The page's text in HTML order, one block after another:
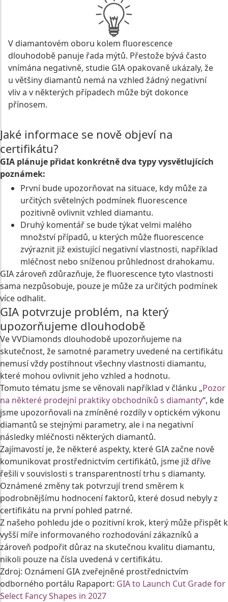
V diamantovém oboru kolem fluorescence
dlouhodobě panuje řada mýtů. Přestože bývá často
vnímána negativně, studie GIA opakovaně ukázaly, že
u většiny diamantů nemá na vzhled žádný negativní
vliv a v některých případech může být dokonce
přínosem.
Jaké informace se nově objeví na
certifikátu?
GIA plánuje přidat konkrétně dva typy vysvětlujících
poznámek:
První bude upozorňovat na situace, kdy může za
určitých světelných podmínek fluorescence
pozitivně ovlivnit vzhled diamantu.
Druhý komentář se bude týkat velmi malého
množství případů, u kterých může fluorescence
zvýraznit již existující negativní vlastnosti, například
mléčnost nebo sníženou průhlednost drahokamu.
GIA zároveň zdůrazňuje, že fluorescence tyto vlastnosti
sama nezpůsobuje, pouze je může za určitých podmínek
více odhalit.
GIA potvrzuje problém, na který
upozorňujeme dlouhodobě
Ve VVDiamonds dlouhodobě upozorňujeme na
skutečnost, že samotné parametry uvedené na certifikátu
nemusí vždy postihnout všechny vlastnosti diamantu,
které mohou ovlivnit jeho vzhled a hodnotu.
Tomuto tématu jsme se věnovali například v článku „Pozor
na některé prodejní praktiky obchodníků s diamanty“, kde
jsme upozorňovali na zmíněné rozdíly v optickém výkonu
diamantů se stejnými parametry, ale i na negativní
následky mléčnosti některých diamantů.
Zajímavostí je, že některé aspekty, které GIA začne nově
komunikovat prostřednictvím certifikátů, jsme již dříve
řešili v souvislosti s transparentností trhu s diamanty.
Oznámené změny tak potvrzují trend směrem k
podrobnějšímu hodnocení faktorů, které dosud nebyly z
certifikátu na první pohled patrné.
Z našeho pohledu jde o pozitivní krok, který může přispět k
vyšší míře informovaného rozhodování zákazníků a
zároveň podpořit důraz na skutečnou kvalitu diamantu,
nikoli pouze na čísla uvedená v certifikátu.
Zdroj: Oznámení GIA zveřejněné prostřednictvím
odborného portálu Rapaport: GIA to Launch Cut Grade for
Select Fancy Shapes in 2027